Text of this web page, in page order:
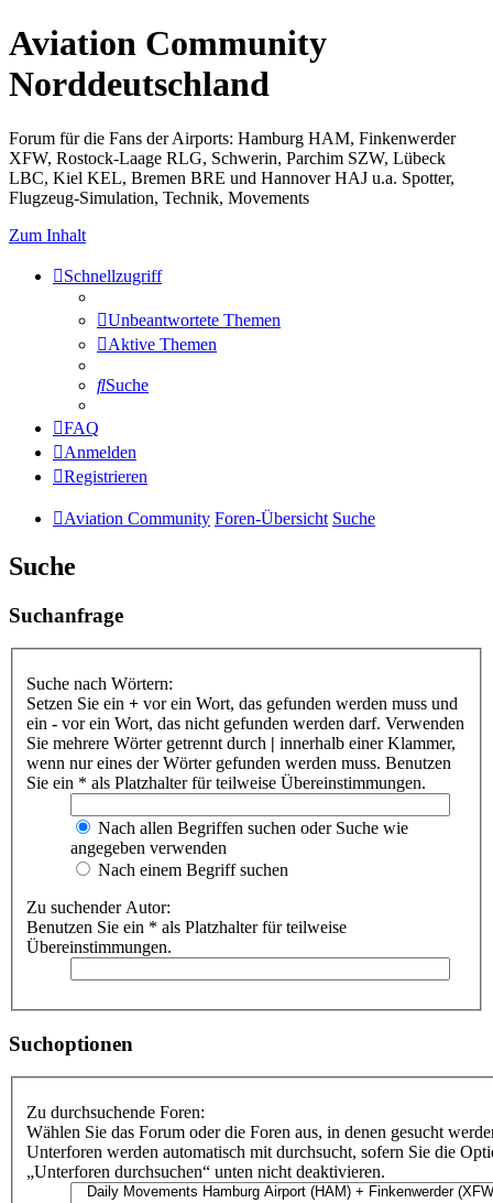
Aviation Community
Norddeutschland
Forum für die Fans der Airports: Hamburg HAM, Finkenwerder
XFW, Rostock-Laage RLG, Schwerin, Parchim SZW, Lübeck
LBC, Kiel KEL, Bremen BRE und Hannover HAJ u.a. Spotter,
Flugzeug-Simulation, Technik, Movements
Zum Inhalt
Schnellzugriff
Unbeantwortete Themen
Aktive Themen
Suche
FAQ
Anmelden
Registrieren
Aviation Community Foren-Übersicht Suche
Suche
Suchanfrage
Suche nach Wörtern:
Setzen Sie ein + vor ein Wort, das gefunden werden muss und
ein - vor ein Wort, das nicht gefunden werden darf. Verwenden
Sie mehrere Wörter getrennt durch | innerhalb einer Klammer,
wenn nur eines der Wörter gefunden werden muss. Benutzen
Sie ein * als Platzhalter für teilweise Übereinstimmungen.
Nach allen Begriffen suchen oder Suche wie
angegeben verwenden
Nach einem Begriff suchen
Zu suchender Autor:
Benutzen Sie ein * als Platzhalter für teilweise
Übereinstimmungen.
Suchoptionen
Zu durchsuchende Foren:
Wählen Sie das Forum oder die Foren aus, in denen gesucht
Unterforen werden automatisch mit durchsucht, sofern Sie die
„Unterforen durchsuchen“ unten nicht deaktivieren.